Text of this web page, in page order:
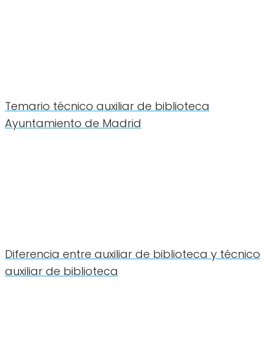
Temario técnico auxiliar de biblioteca
Ayuntamiento de Madrid
Diferencia entre auxiliar de biblioteca y técnico
auxiliar de biblioteca